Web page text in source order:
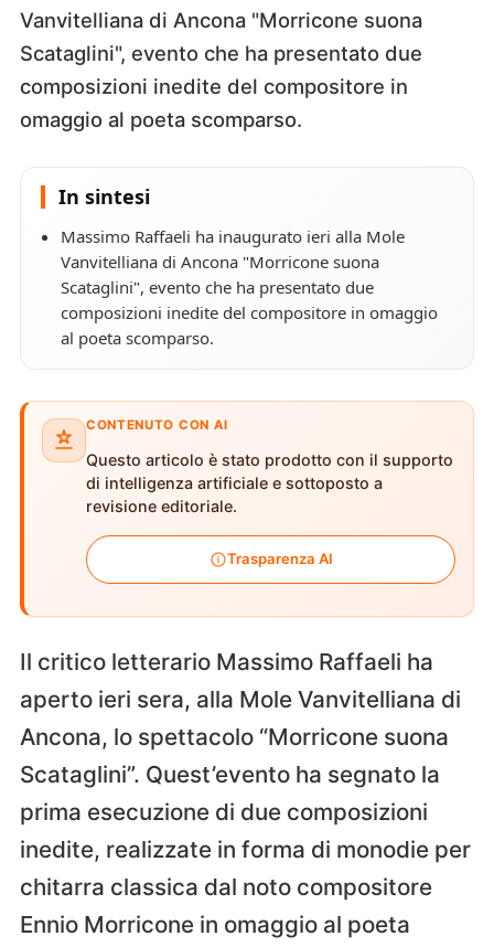
Vanvitelliana di Ancona "Morricone suona
Scataglini", evento che ha presentato due
composizioni inedite del compositore in
omaggio al poeta scomparso.
In sintesi
Massimo Raffaeli ha inaugurato ieri alla Mole
Vanvitelliana di Ancona "Morricone suona
Scataglini", evento che ha presentato due
composizioni inedite del compositore in omaggio
al poeta scomparso.
CONTENUTO CON AI
Questo articolo è stato prodotto con il supporto
di intelligenza artificiale e sottoposto a
revisione editoriale.
Trasparenza AI
Il critico letterario Massimo Raffaeli ha
aperto ieri sera, alla Mole Vanvitelliana di
Ancona, lo spettacolo “Morricone suona
Scataglini”. Quest’evento ha segnato la
prima esecuzione di due composizioni
inedite, realizzate in forma di monodie per
chitarra classica dal noto compositore
Ennio Morricone in omaggio al poeta